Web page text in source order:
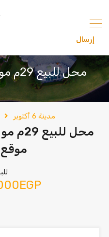
إرسال
محل
مدينة 6 أكتوبر
محل